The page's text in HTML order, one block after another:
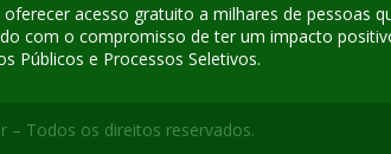
acesso gratuito a milhares de
com o compromisso de ter um impacto
Públicos e Processos Seletivos.
– Todos os direitos reservados.